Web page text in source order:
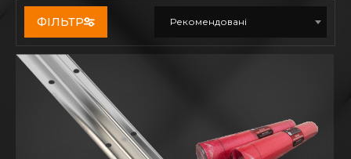
ФІЛЬТР Рекомендовані